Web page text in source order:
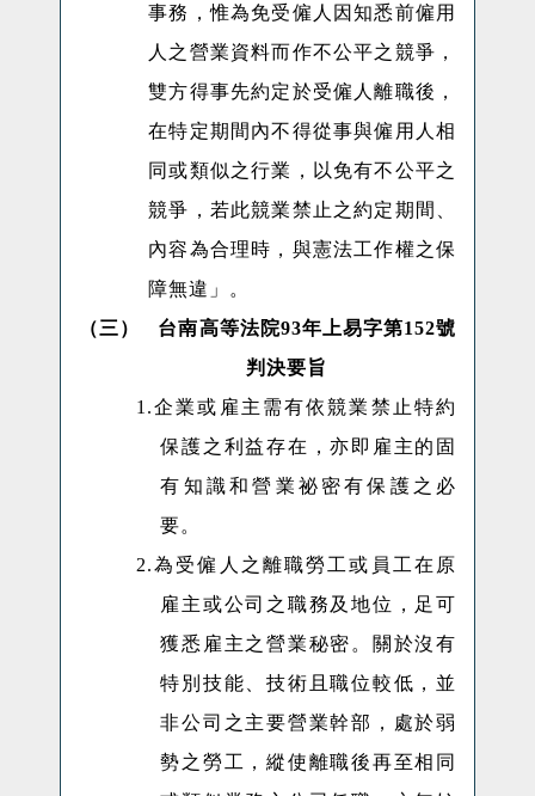
事務，惟為免受僱人因知悉前僱用
人之營業資料而作不公平之競爭，
雙方得事先約定於受僱人離職後，
在特定期間內不得從事與僱用人相
同或類似之行業，以免有不公平之
競爭，若此競業禁止之約定期間、
內容為合理時，與憲法工作權之保
障無違」。
（三）
台南高等法院93年上易字第152號
判決要旨
1.企業或雇主需有依競業禁止特約
保護之利益存在，亦即雇主的固
有知識和營業祕密有保護之必
要。
2.為受僱人之離職勞工或員工在原
雇主或公司之職務及地位，足可
獲悉雇主之營業秘密。關於沒有
特別技能、技術且職位較低，並
非公司之主要營業幹部，處於弱
勢之勞工，縱使離職後再至相同